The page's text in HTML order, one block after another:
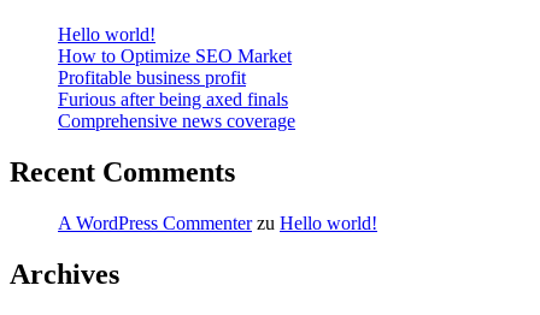
Hello world!
How to Optimize SEO Market
Profitable business profit
Furious after being axed finals
Comprehensive news coverage
Recent Comments
A WordPress Commenterzu Hello world!
Archives